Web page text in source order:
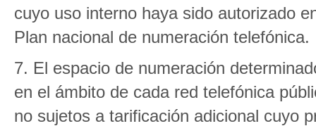
cuyo uso interno haya sido autorizado
Plan nacional de numeración telefónica.
7. El espacio de numeración
en el ámbito de cada red telefónica
no sujetos a tarificación adicional cuyo